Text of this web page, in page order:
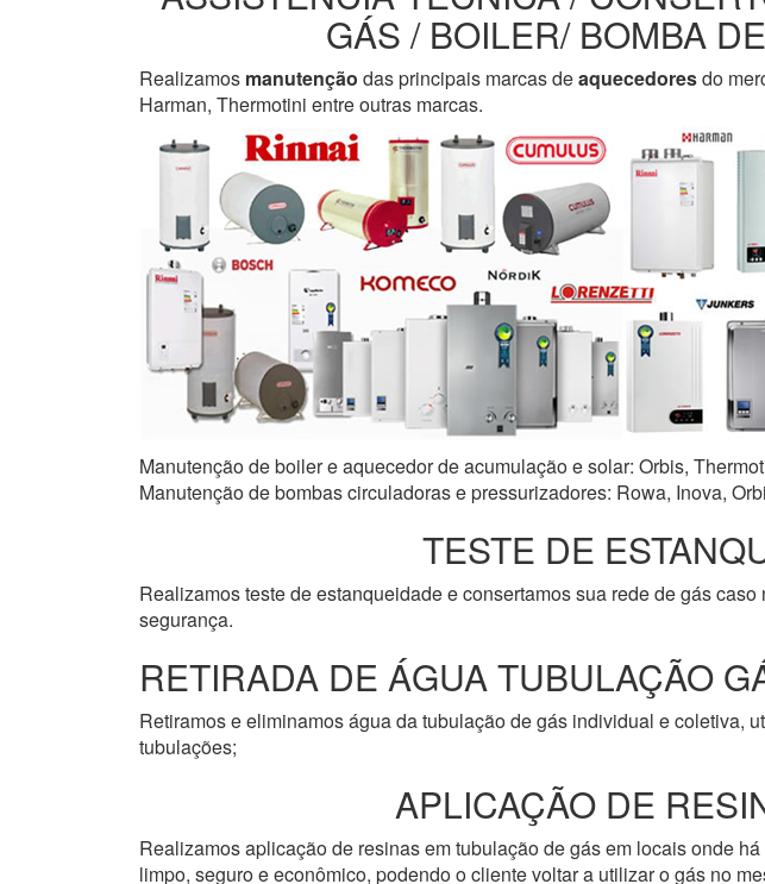
GÁS / BOILER/ BOMBA
Realizamos manutenção das principais marcas deaquecedoresdo
Harman, Thermotini entre outras marcas.
Manutenção de boiler e aquecedor de acumulação e solar: Orbis,
Manutenção de bombas circuladoras e pressurizadores: Rowa, Inova,
TESTE DE
Realizamos teste de estanqueidade e consertamos sua rede de gás
segurança.
RETIRADA DE ÁGUA TUBULAÇÃO
Retiramos e eliminamos água da tubulação de gás individual e coletiva,
tubulações;
APLICAÇÃO DE
Realizamos aplicação de resinas em tubulação de gás em locais onde
limpo, seguro e econômico, podendo o cliente voltar a utilizar o gás no